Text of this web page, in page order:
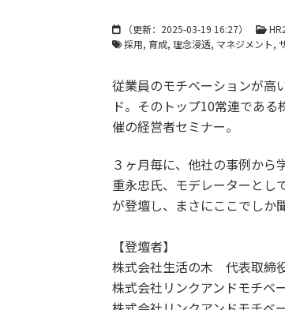
（更新： 2025-03-19 16:27）
採用 育成 理念浸透 マネジメント
従業員のモチベーションが高
ド。そのトップ10常連であ
催の経営者セミナー。
３ヶ月毎に、他社の事例から
重永忠氏、モデレーターとし
が登壇し、まさにここでしか
【登壇者】
株式会社生活の木 代表取締
株式会社リンクアンドモチ